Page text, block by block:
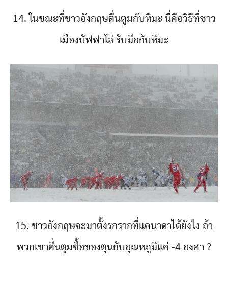
14. ในขณะที่ชาวอังกฤษตื่นตูมกับหิมะ นี่คือวิธีที่ชาว
เมืองบัฟฟาโล่ รับมือกับหิมะ
15. ชาวอังกฤษจะมาตั้งรกรากที่แคนาดาได้ยังไง ถ้า
พวกเขาตื่นตูมซื้อของตุนกับอุณหภูมิแค่ -4 องศา ?